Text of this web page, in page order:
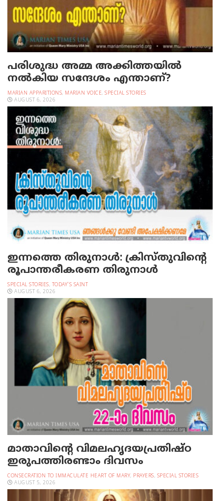
പരിശുദ്ധ അമ്മ അക്കിത്തയില്‍
നല്‍കിയ സന്ദേശം എന്താണ്?
MARIAN APPARITIONS, MARIAN VOICE, SPECIAL STORIES
AUGUST 6, 2026
ഇന്നത്തെ തിരുനാള്‍: ക്രിസ്തുവിന്റെ
രൂപാന്തരീകരണ തിരുനാള്‍
SPECIAL STORIES, TODAY'S SAINT
AUGUST 6, 2026
മാതാവിന്റെ വിമലഹൃദയപ്രതിഷ്ഠ
ഇരുപത്തിരണ്ടാം ദിവസം
CONSECRATION TO IMMACULATE HEART OF MARY, PRAYERS, SPECIAL STORIES
AUGUST 5, 2026